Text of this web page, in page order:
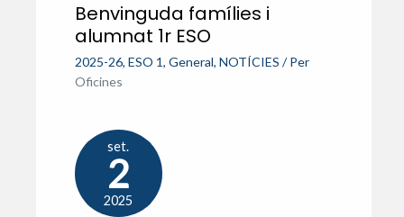
Benvinguda famílies i
alumnat 1r ESO
2025-26, ESO 1, General, NOTÍCIES / Per
Oficines
set.
2
2025